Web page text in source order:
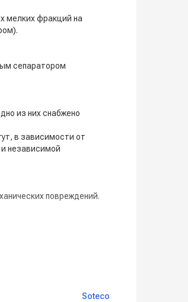
мелких фракций на
сепаратором
из них снабжено
в зависимости от
независимой
повреждений.
Soteco